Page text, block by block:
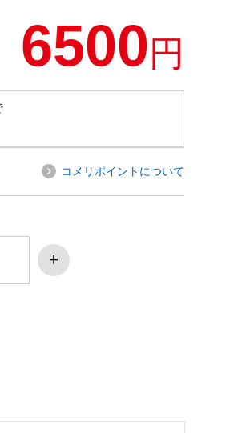
6500円
コメリポイントについて